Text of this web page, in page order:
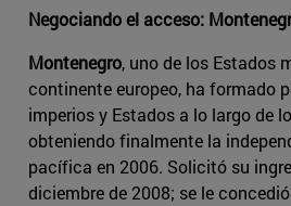
Negociando el acceso:
Montenegro, uno de los Estados
continente europeo, ha formado
imperios y Estados a lo largo de
obteniendo finalmente la
pacífica en 2006. Solicitó su
diciembre de 2008; se le